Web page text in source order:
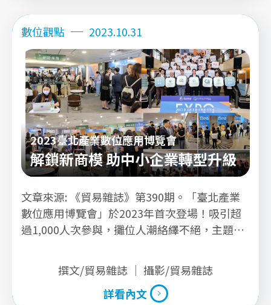
數位觀點
2023.10.31
2023臺北產業數位應用博覽會
解鎖新商模 助中小企業轉型升級
文章來源: 《貿易雜誌》第390期。「臺北產業
數位應用博覽會」於2023年首次登場！吸引超
過1,000人次參與，攤位人潮絡繹不絕，主題講
表盛會。撰文/貿易雜誌 ｜ 攝影/貿易雜誌
詳看內文